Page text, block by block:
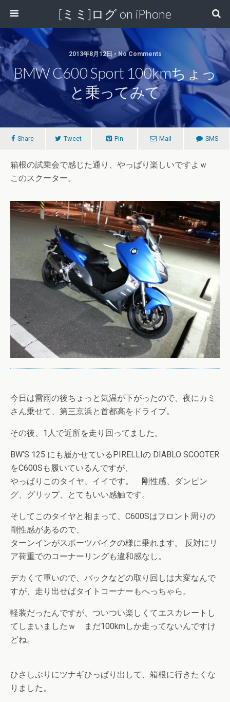
[ミミ]ログ on iPhone
2013年8月12日 • No Comments
BMW C600 Sport 100kmちょっ
と乗ってみて
Share Tweet Pin Mail SMS
箱根の試乗会で感じた通り、やっぱり楽しいですよｗ
このスクーター。
今日は雷雨の後ちょっと気温が下がったので、夜にカミ
さん乗せて、第三京浜と首都高をドライブ。
その後、1人で近所を走り回ってました。
BW’S 125 にも履かせているPIRELLIの DIABLO SCOOTER
をC600Sも履いているんですが、
やっぱりこのタイヤ、イイです。 剛性感、ダンピン
グ、グリップ、とてもいい感触です。
そしてこのタイヤと相まって、C600Sはフロント周りの
剛性感があるので、
ターンインがスポーツバイクの様に乗れます。 反対にリ
ア荷重でのコーナーリングも違和感なし。
デカくて重いので、バックなどの取り回しは大変なんで
すが、走り出せばタイトコーナーもへっちゃら。
軽装だったんですが、ついつい楽しくてエスカレートし
てしまいましたｗ まだ100kmしか走ってないんですけ
どね。
ひさしぶりにツナギひっぱり出して、箱根に行きたくな
りました。